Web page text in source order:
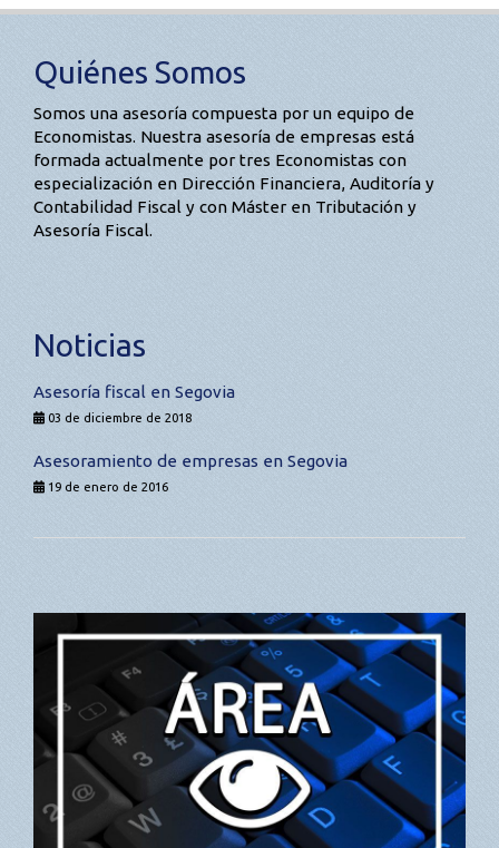
Quiénes Somos
Somos una asesoría compuesta por un equipo de
Economistas. Nuestra asesoría de empresas está
formada actualmente por tres Economistas con
especialización en Dirección Financiera, Auditoría y
Contabilidad Fiscal y con Máster en Tributación y
Asesoría Fiscal.
Noticias
Asesoría fiscal en Segovia
03 de diciembre de 2018
Asesoramiento de empresas en Segovia
19 de enero de 2016